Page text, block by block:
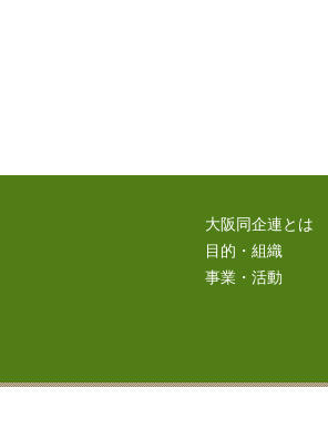
大阪同企連とは
目的・組織
事業・活動